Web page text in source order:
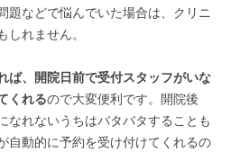
題などで悩んでいた場合は、クリニ
れません。
ば、開院日前で受付スタッフがいな
くれるので大変便利です。開院後
なれないうちはバタバタすることも
自動的に予約を受け付けてくれるの